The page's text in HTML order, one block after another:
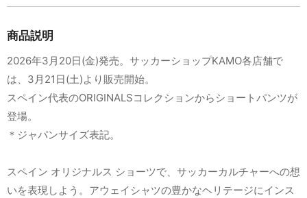
商品説明
2026年3月20日(金)発売。サッカーショップKAMO各店舗で
は、3月21日(土)より販売開始。
スペイン代表のORIGINALSコレクションからショートパンツが
登場。
＊ジャパンサイズ表記。
スペイン オリジナルス ショーツで、サッカーカルチャーへの想
いを表現しよう。アウェイシャツの豊かなヘリテージにインス